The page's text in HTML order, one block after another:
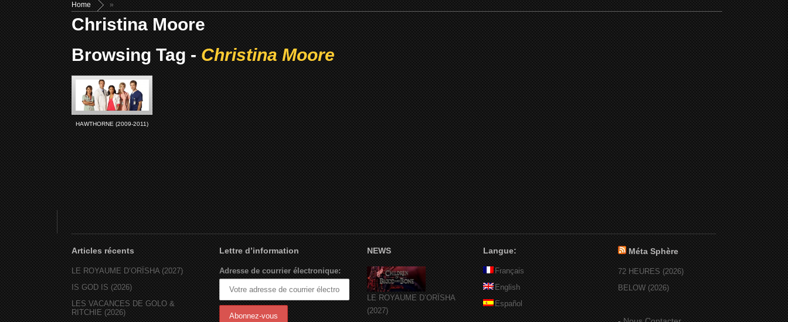
Home »
Christina Moore
Browsing Tag -Christina Moore
HAWTHORNE (2009-2011)
Articles récents
LE ROYAUME D’ORÏSHA (2027)
IS GOD IS (2026)
LES VACANCES DE GOLO &
RITCHIE (2026)
Lettre d’information
Adresse de courrier électronique:
NEWS
LE ROYAUME D’ORÏSHA
(2027)
Langue:
Français
English
Español
Méta Sphère
72 HEURES (2026)
BELOW (2026)